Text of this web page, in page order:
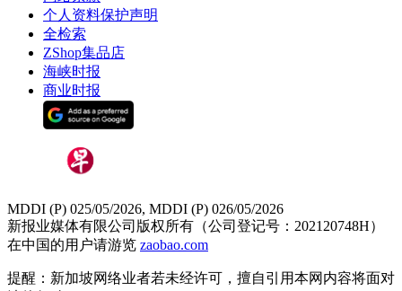
个人资料保护声明
全检索
ZShop集品店
海峡时报
商业时报
MDDI (P) 025/05/2026, MDDI (P) 026/05/2026
新报业媒体有限公司版权所有（公司登记号：202120748H）
在中国的用户请游览 zaobao.com
提醒：新加坡网络业者若未经许可，擅自引用本网内容将面对